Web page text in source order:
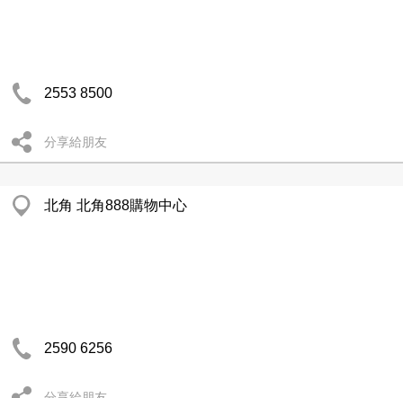
2553 8500
分享給朋友
北角 北角888購物中心
2590 6256